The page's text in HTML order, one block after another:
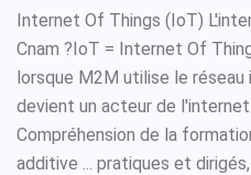
Internet Of Things (IoT)
Cnam ?IoT = Internet Of
lorsque M2M utilise le
devient un acteur de l'internet.
Compréhension de la
additive ... pratiques et